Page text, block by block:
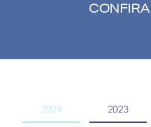
2024 2023